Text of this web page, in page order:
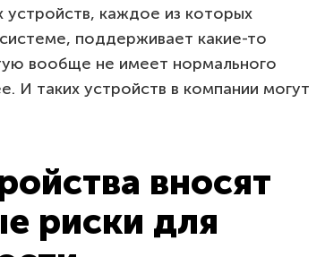
устройств, каждое из которых
поддерживает какие-то
вообще не имеет нормального
И таких устройств в компании могут
вносят
риски для